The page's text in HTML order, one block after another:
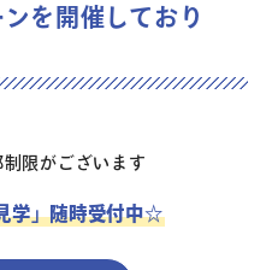
を開催しており
限がございます
学」随時受付中☆